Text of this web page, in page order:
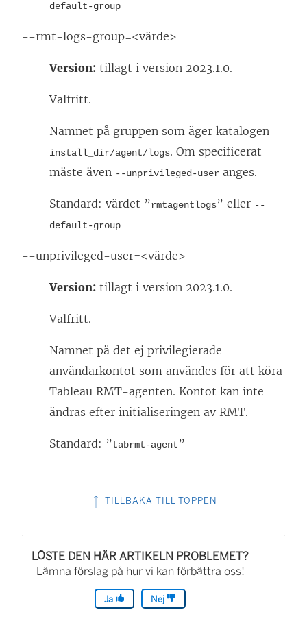
default-group
--rmt-logs-group=<värde>
Version: tillagt i version 2023.1.0.
Valfritt.
Namnet på gruppen som äger katalogen
install_dir/agent/logs. Om specificerat
måste även --unprivileged-user anges.
Standard: värdet ”rmtagentlogs” eller --
default-group
--unprivileged-user=<värde>
Version: tillagt i version 2023.1.0.
Valfritt.
Namnet på det ej privilegierade
användarkontot som användes för att köra
Tableau RMT-agenten. Kontot kan inte
ändras efter initialiseringen av RMT.
Standard: ”tabrmt-agent”
TILLBAKA TILL TOPPEN
LÖSTE DEN HÄR ARTIKELN PROBLEMET?
Lämna förslag på hur vi kan förbättra oss!
Ja Nej